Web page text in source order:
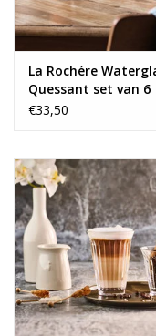
La Rochére
Quessant set van 6
€33,50